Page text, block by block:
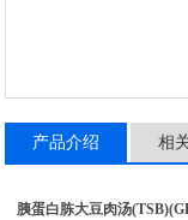
产品介绍 相
胰蛋白胨大豆肉汤